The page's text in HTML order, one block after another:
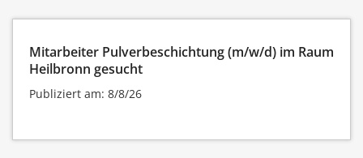
Mitarbeiter Pulverbeschichtung (m/w/d) im Raum
Heilbronn gesucht
Publiziert am: 8/8/26